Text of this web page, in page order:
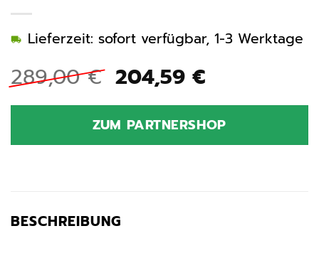
289,00€ Ursprünglicher
Preis
war:
289,00 €
204,59 €Aktueller
ist:
204,59 €.
Lieferzeit: sofort verfügbar, 1-3 Werktage
ZUM PARTNERSHOP
BESCHREIBUNG